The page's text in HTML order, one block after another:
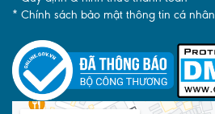
* Chính sách bảo mật thông tin cá nhân